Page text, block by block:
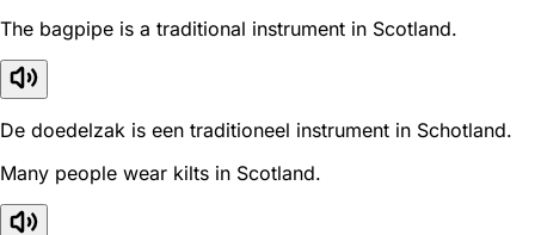
The bagpipe is a traditional instrument in Scotland.
De doedelzak is een traditioneel instrument in Schotland.
Many people wear kilts in Scotland.